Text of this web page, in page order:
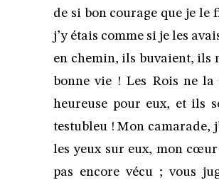
de si bon courage que je le
j’y étais comme si je les
en chemin, ils buvaient, ils
bonne vie ! Les Rois ne
heureuse pour eux, et ils
testubleu ! Mon camarade,
les yeux sur eux, mon cœur
pas encore vécu ; vous